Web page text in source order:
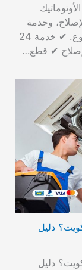
وخدمة
منزلية على مدار 24 ساعة طوال أيام الأسبوع. ✔ خدمة 24
✔ قطع…
دليل
دليل